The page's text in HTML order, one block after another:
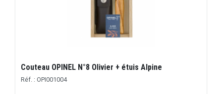
Couteau OPINEL N°8 Olivier + étuis Alpine
Réf. : OPI001004